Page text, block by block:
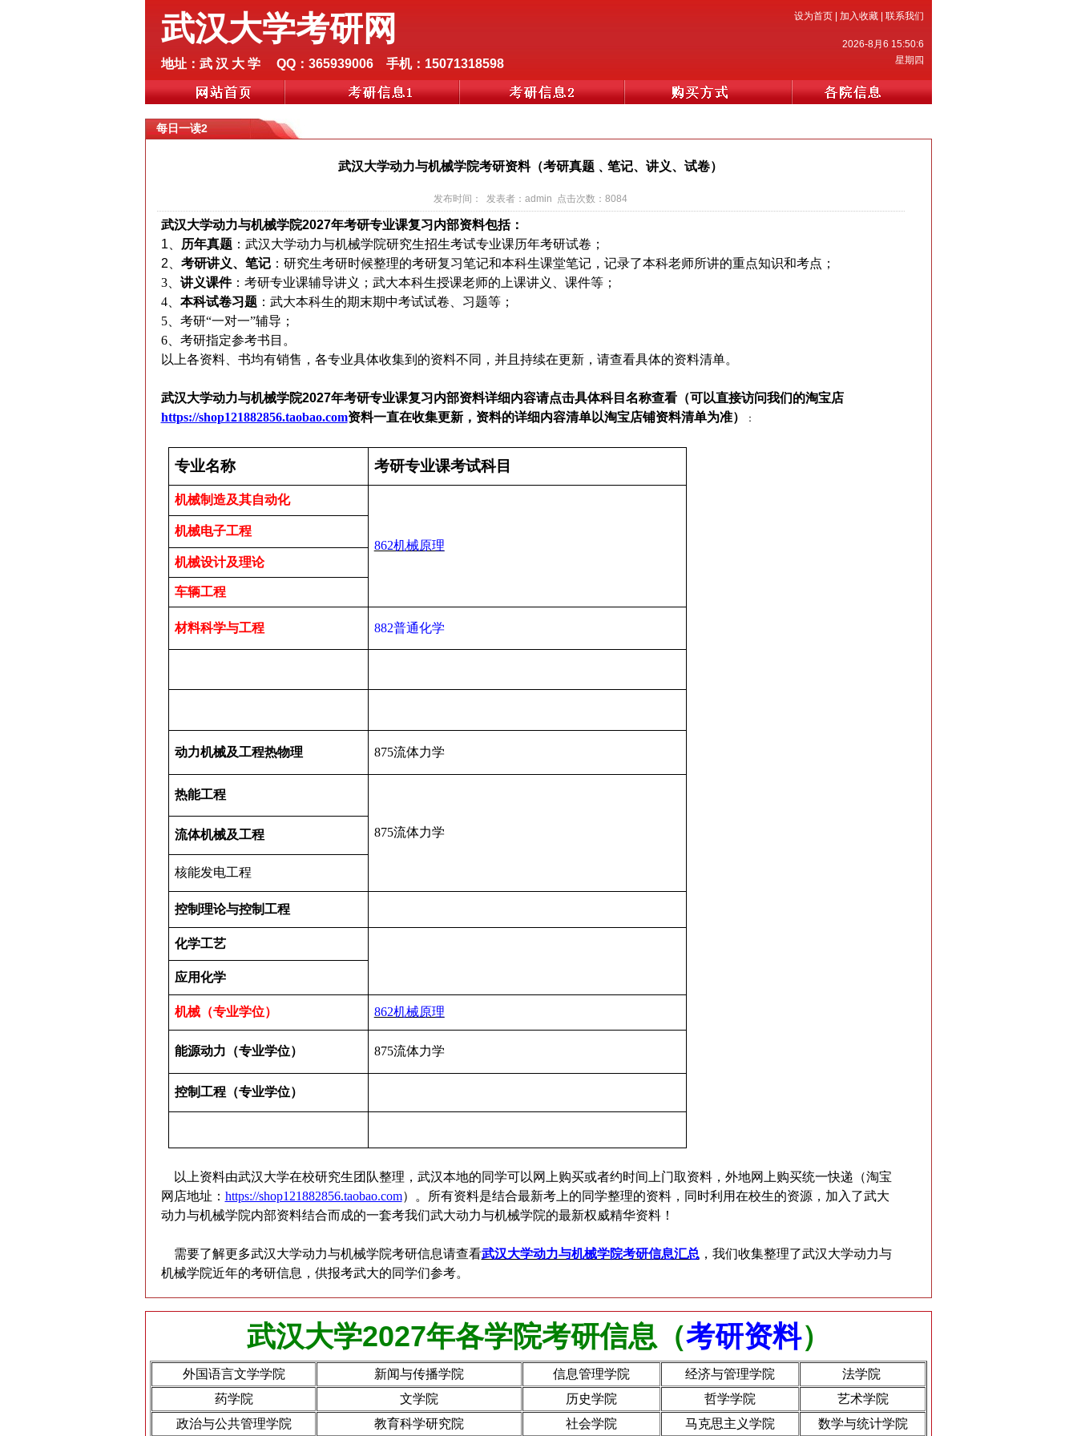
武汉大学考研网
地址：武 汉 大 学 QQ：365939006 手机：15071318598
设为首页 加入收藏 联系我们
2026-8月6 15:50:6
星期四
每日一读2
武汉大学动力与机械学院考研资料（考研真题﹑笔记、讲义、试卷）
发布时间： 发表者：admin 点击次数：8084
武汉大学动力与机械学院2027年考研专业课复习内部资料包括：
1、
历年真题：武汉大学动力与机械学院研究生招生考试专业课历年考研试卷；
2、 考研讲义、笔记：研究生考研时候整理的考研复习笔记和本科生课堂笔记，记录了本科老师所讲的重点知识和考点；
3、 讲义课件：考研专业课辅导讲义；武大本科生授课老师的上课讲义、课件等；
4、 本科试卷习题：武大本科生的期末期中考试试卷、习题等；
5、考研“一对一”辅导；
6、考研指定参考书目。
以上各资料、书均有销售，各专业具体收集到的资料不同，并且持续在更新，请查看具体的资料清单。
武汉大学动力与机械学院2027年考研专业课复习内部资料详细内容请点击具体科目名称查看（可以直接访问我们的淘宝店
https://shop121882856.taobao.com资料一直在收集更新，资料的详细内容清单以淘宝店铺资料清单为准） ：
专业名称 考研专业课考试科目
机械制造及其自动化
862机械原理
机械电子工程
机械设计及理论
车辆工程
材料科学与工程 882普通化学
动力机械及工程热物理 875流体力学
热能工程
875流体力学
流体机械及工程
核能发电工程
控制理论与控制工程
化学工艺
应用化学
机械（专业学位） 862机械原理
能源动力（专业学位） 875流体力学
控制工程（专业学位）
以上资料由武汉大学在校研究生团队整理，武汉本地的同学可以网上购买或者约时间上门取资料，外地网上购买统一快递（淘宝
网店地址： https://shop121882856.taobao.com）。所有资料是结合最新考上的同学整理的资料，同时利用在校生的资源，加入了武大
动力与机械学院内部资料结合而成的一套考我们武大动力与机械学院的最新权威精华资料！
需要了解更多武汉大学动力与机械学院考研信息请查看武汉大学动力与机械学院考研信息汇总 ，我们收集整理了武汉大学动力与
机械学院近年的考研信息，供报考武大的同学们参考。
武汉大学2027年各学院考研信息（考研资料）
外国语言文学学院 新闻与传播学院 信息管理学院 经济与管理学院
法学院
药学院
文学院 历史学院 哲学学院
艺术学院
政治与公共管理学院
教育科学研究院 社会学院 马克思主义学院 数学与统计学院